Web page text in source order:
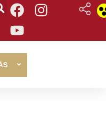
F
a
c
e
b
o
I
n
Y
o
u
t
u
b